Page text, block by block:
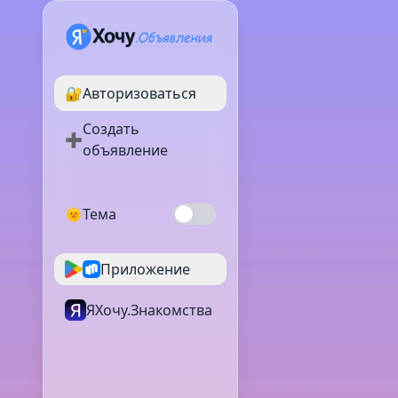
🔐Авторизоваться
➕
Создать
объявление
🌞Тема
Приложение
ЯХочу.Знакомства